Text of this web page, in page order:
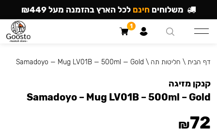
דף הבית \ חליטות תה \
Samadoyo — Mug LV01B — 500ml — Gold
קנקן מזיגה
Samadoyo – Mug LV01B – 500ml – Gold
₪72
משלוחים חינם לכל הארץ בהזמנה מעל ₪449
1